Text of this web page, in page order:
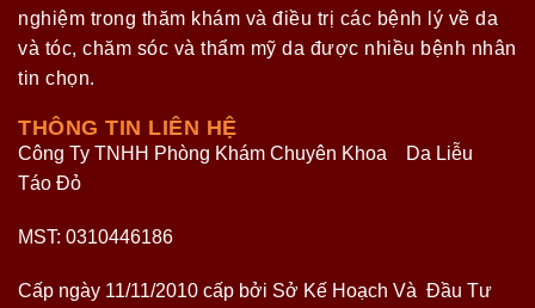
nghiệm trong thăm khám và điều trị các bệnh lý về da
và tóc, chăm sóc và thẩm mỹ da được nhiều bệnh nhân
tin chọn.
THÔNG TIN LIÊN HỆ
Công Ty TNHH Phòng Khám Chuyên Khoa Da Liễu
Táo Đỏ
MST: 0310446186
Cấp ngày 11/11/2010 cấp bởi Sở Kế Hoạch Và Đầu Tư